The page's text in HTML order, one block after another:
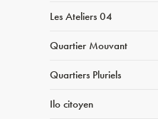
Les Ateliers 04
Quartier Mouvant
Quartiers Pluriels
Ilo citoyen